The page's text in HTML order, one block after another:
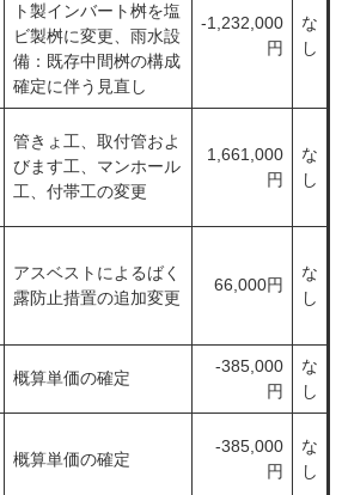
ト製インバート桝を塩
ビ製桝に変更、雨水設
備：既存中間桝の構成
確定に伴う見直し
-1,232,000
円
な
し
管きょ工、取付管およ
びます工、マンホール
工、付帯工の変更
1,661,000
円
な
し
アスベストによるばく
露防止措置の追加変更
66,000円
な
し
概算単価の確定
-385,000
円
な
し
概算単価の確定
-385,000
円
な
し